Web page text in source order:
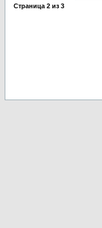
Страница 2 из 3